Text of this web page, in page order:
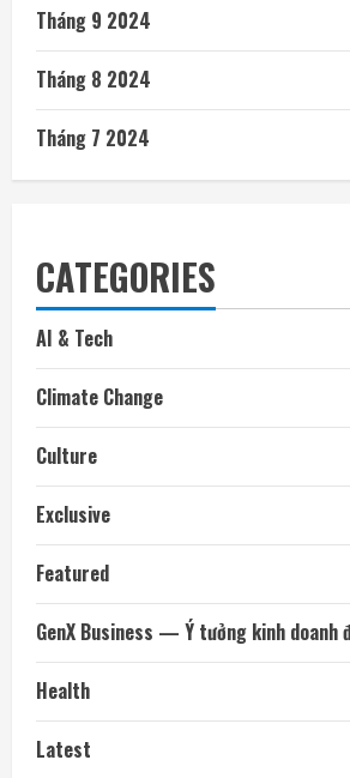
Tháng 9 2024
Tháng 8 2024
Tháng 7 2024
CATEGORIES
AI & Tech
Climate Change
Culture
Exclusive
Featured
GenX Business — Ý tưởng kinh doanh
Health
Latest